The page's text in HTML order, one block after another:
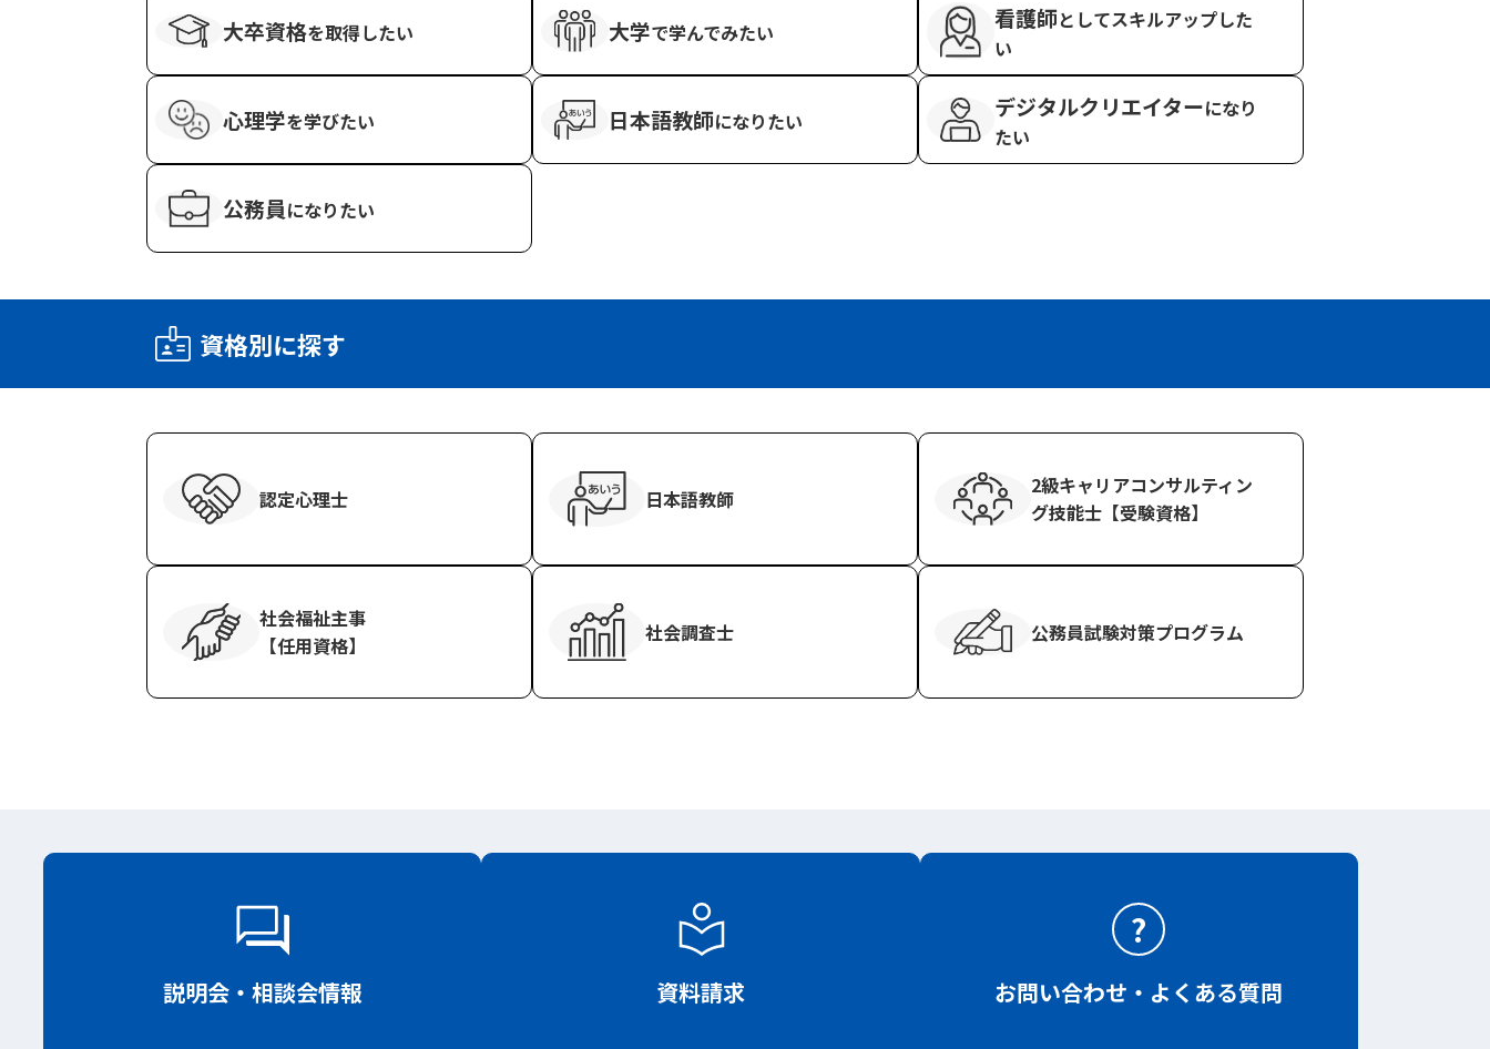
大卒資格を取得したい 大学で学んでみたい
看護師としてスキルアップした
い
心理学を学びたい 日本語教師になりたい
デジタルクリエイターになり
たい
公務員になりたい
資格別に探す
認定心理士 日本語教師
2級キャリアコンサルティン
グ技能士 【受験資格】
社会福祉主事
【任用資格】
社会調査士 公務員試験対策プログラム
説明会・相談会情報 資料請求
?
お問い合わせ・よくある質問